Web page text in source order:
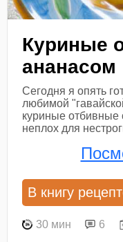
Куриные
ананасом
Сегодня я опять
любимой
куриные отбивные
неплох для
В книгу
30 мин 6